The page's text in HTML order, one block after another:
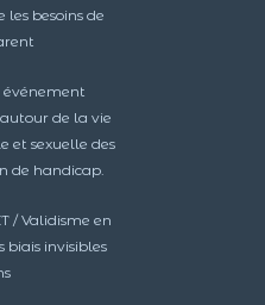
besoins de
événement
de la vie
et sexuelle des
de handicap.
/ Validisme en
biais invisibles